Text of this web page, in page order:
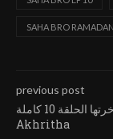
SAHA BRO
previous post
هاذي آخرتها الحلقة 10 كاملة HD | مسلسل رمضان 2026 – Hedhi
Akhritha